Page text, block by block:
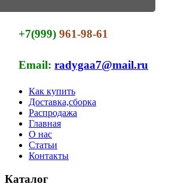
+7(999)961-98-61
Email:radygaa7@mail.ru
Как купить
Доставка,сборка
Распродажа
Главная
О нас
Статьи
Контакты
Каталог